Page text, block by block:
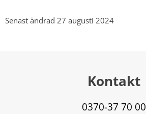
Senast ändrad 27 augusti 2024
Kontakt
0370-37 70 00